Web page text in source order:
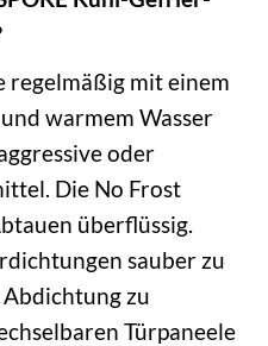
regelmäßig mit einem
warmem Wasser
oder
Die No Frost
überflüssig.
sauber zu
zu
Türpaneele